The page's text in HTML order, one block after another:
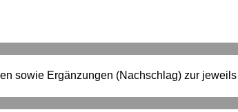
sowie Ergänzungen (Nachschlag) zur